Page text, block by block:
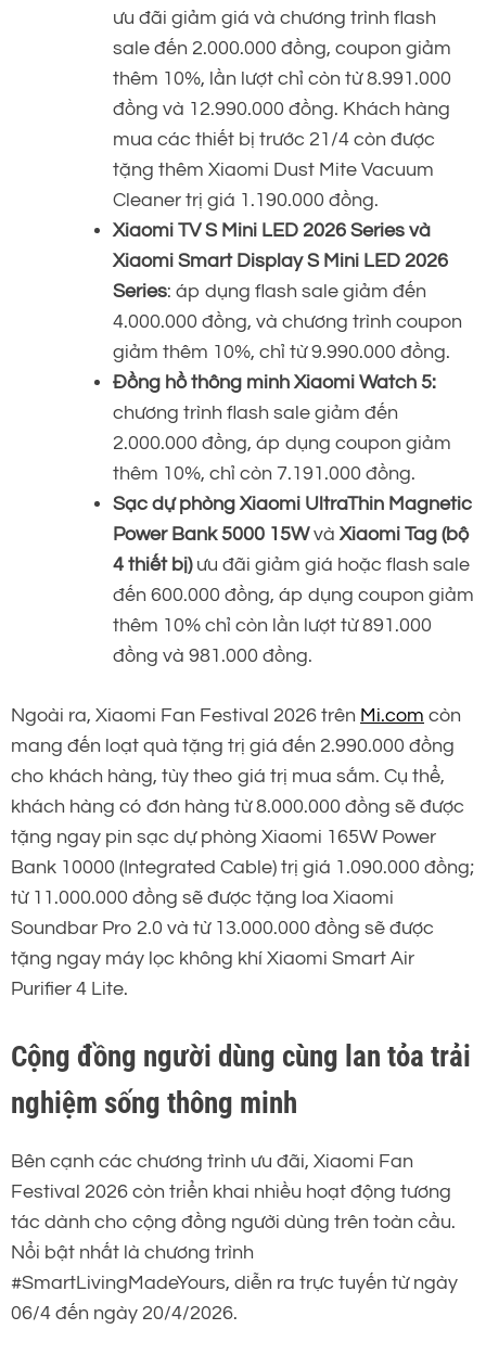
ưu đãi giảm giá và chương trình flash
sale đến 2.000.000 đồng, coupon giảm
thêm 10%, lần lượt chỉ còn từ 8.991.000
đồng và 12.990.000 đồng. Khách hàng
mua các thiết bị trước 21/4 còn được
tặng thêm Xiaomi Dust Mite Vacuum
Cleaner trị giá 1.190.000 đồng.
Xiaomi TV S Mini LED 2026 Series và
Xiaomi Smart Display S Mini LED 2026
Series: áp dụng flash sale giảm đến
4.000.000 đồng, và chương trình coupon
giảm thêm 10%, chỉ từ 9.990.000 đồng.
Đồng hồ thông minh Xiaomi Watch 5:
chương trình flash sale giảm đến
2.000.000 đồng, áp dụng coupon giảm
thêm 10%, chỉ còn 7.191.000 đồng.
Sạc dự phòng Xiaomi UltraThin Magnetic
Power Bank 5000 15Wvà Xiaomi Tag (bộ
4 thiết bị) ưu đãi giảm giá hoặc flash sale
đến 600.000 đồng, áp dụng coupon giảm
thêm 10% chỉ còn lần lượt từ 891.000
đồng và 981.000 đồng.
Ngoài ra, Xiaomi Fan Festival 2026 trên Mi.com còn
mang đến loạt quà tặng trị giá đến 2.990.000 đồng
cho khách hàng, tùy theo giá trị mua sắm. Cụ thể,
khách hàng có đơn hàng từ 8.000.000 đồng sẽ được
tặng ngay pin sạc dự phòng Xiaomi 165W Power
Bank 10000 (Integrated Cable) trị giá 1.090.000 đồng;
từ 11.000.000 đồng sẽ được tặng loa Xiaomi
Soundbar Pro 2.0 và từ 13.000.000 đồng sẽ được
tặng ngay máy lọc không khí Xiaomi Smart Air
Purifier 4 Lite.
Cộng đồng người dùng cùng lan tỏa trải
nghiệm sống thông minh
Bên cạnh các chương trình ưu đãi, Xiaomi Fan
Festival 2026 còn triển khai nhiều hoạt động tương
tác dành cho cộng đồng người dùng trên toàn cầu.
Nổi bật nhất là chương trình
#SmartLivingMadeYours, diễn ra trực tuyến từ ngày
06/4 đến ngày 20/4/2026.